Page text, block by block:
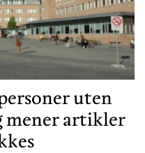
uten
mener artikler